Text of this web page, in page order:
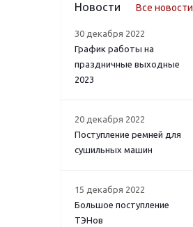
Новости Все новости
30 декабря 2022
График работы на
праздничные выходные
2023
20 декабря 2022
Поступление ремней для
сушильных машин
15 декабря 2022
Большое поступление
ТЭНов